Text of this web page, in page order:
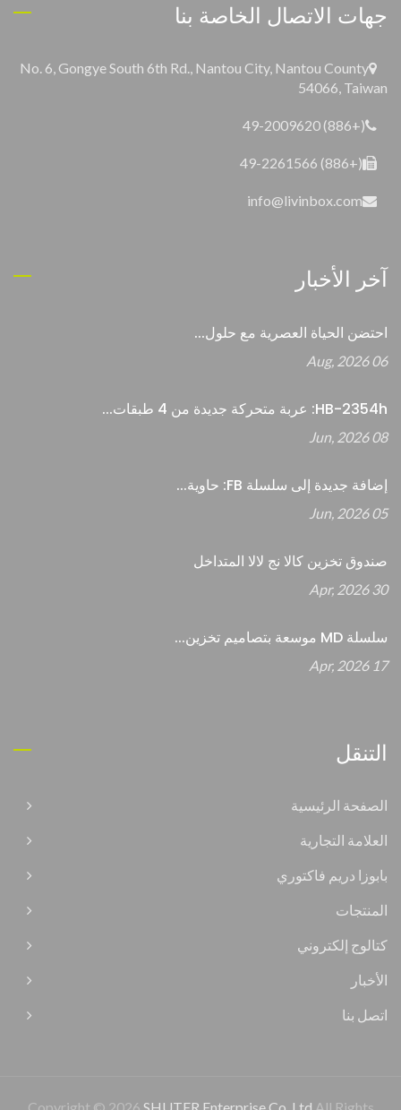
جهات الاتصال الخاصة بنا
No. 6, Gongye South 6th Rd., Nantou City, Nantou County
54066, Taiwan
(+886) 49-2009620
(+886) 49-2261566
info@livinbox.com
آخر الأخبار
احتضن الحياة العصرية مع حلول...
06 Aug, 2026
HB-2354h: عربة متحركة جديدة من 4 طبقات...
08 Jun, 2026
إضافة جديدة إلى سلسلة FB: حاوية...
05 Jun, 2026
صندوق تخزين كالا نج لالا المتداخل
30 Apr, 2026
سلسلة MD موسعة بتصاميم تخزين...
17 Apr, 2026
التنقل
الصفحة الرئيسية
العلامة التجارية
بابوزا دريم فاكتوري
المنتجات
كتالوج إلكتروني
الأخبار
اتصل بنا